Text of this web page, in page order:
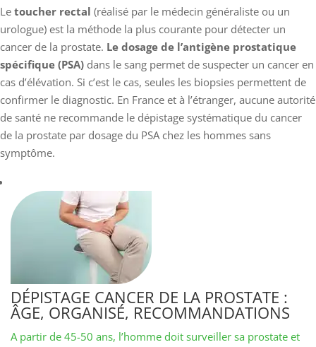
Le toucher rectal (réalisé par le médecin généraliste ou un
urologue) est la méthode la plus courante pour détecter un
cancer de la prostate. Le dosage de l’antigène prostatique
spécifique (PSA) dans le sang permet de suspecter un cancer en
cas d’élévation. Si c’est le cas, seules les biopsies permettent de
confirmer le diagnostic. En France et à l’étranger, aucune autorité
de santé ne recommande le dépistage systématique du cancer
de la prostate par dosage du PSA chez les hommes sans
symptôme.
DÉPISTAGE CANCER DE LA PROSTATE :
ÂGE, ORGANISÉ, RECOMMANDATIONS
A partir de 45-50 ans, l’homme doit surveiller sa prostate et